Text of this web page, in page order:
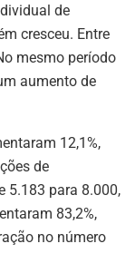
de
cresceu. Entre
mesmo período
aumento de
12,1%,
de
5.183 para 8.000,
83,2%,
no número